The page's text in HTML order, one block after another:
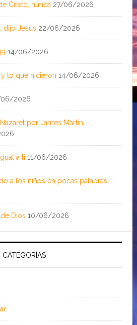
Cristo, nunca 27/06/2026
dijo Jesús 22/06/2026
14/06/2026
y lo que hicieron 14/06/2026
2026
por James Martin;
a ti 11/06/2026
a los niños en pocas palabras
Dios 10/06/2026
CATEGORÍAS